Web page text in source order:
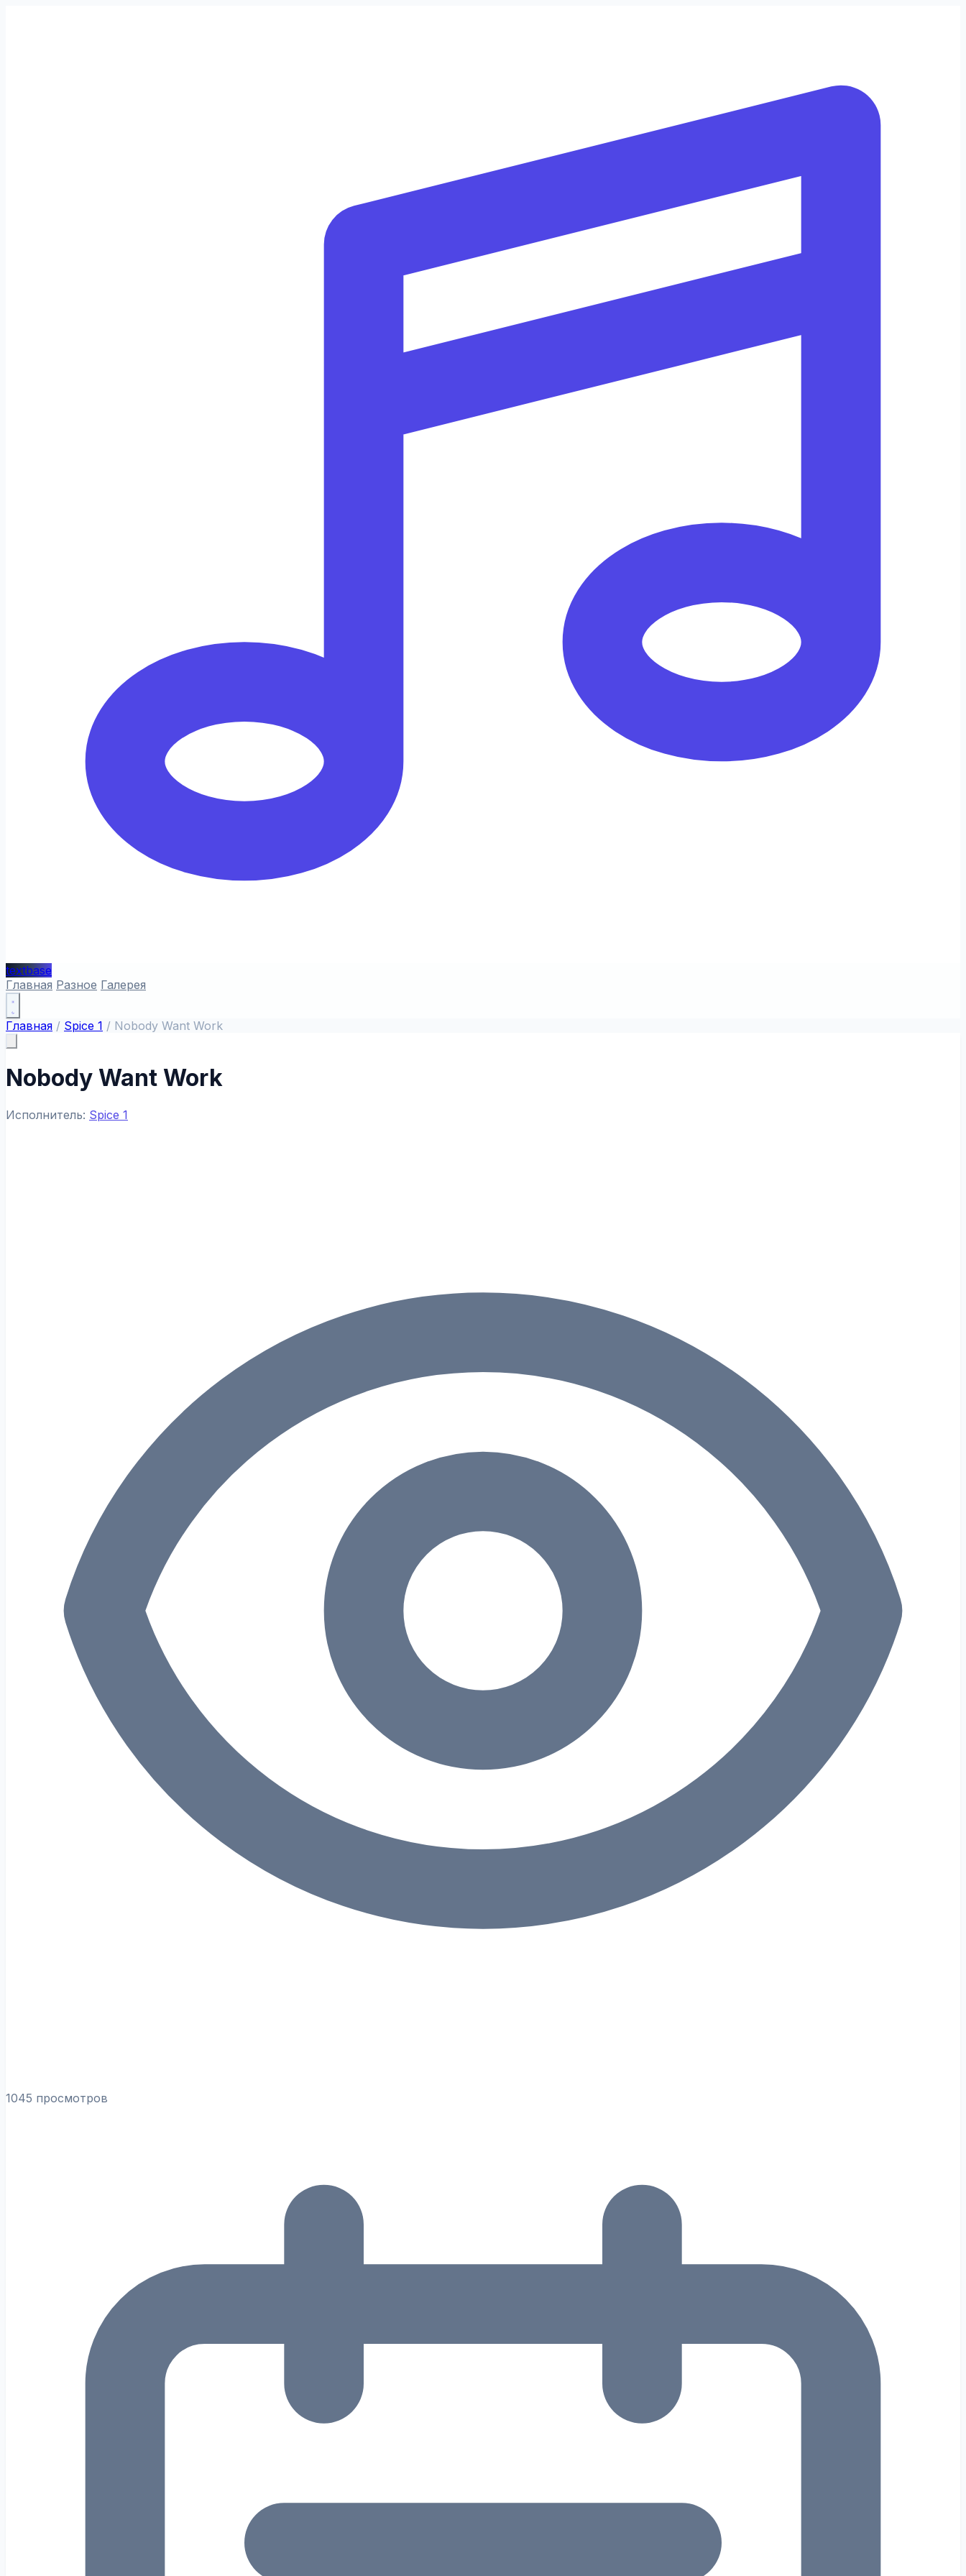
textbase
Главная Разное Галерея
Главная / Spice 1 / Nobody Want Work
Nobody Want Work
Исполнитель: Spice 1
1045 просмотров